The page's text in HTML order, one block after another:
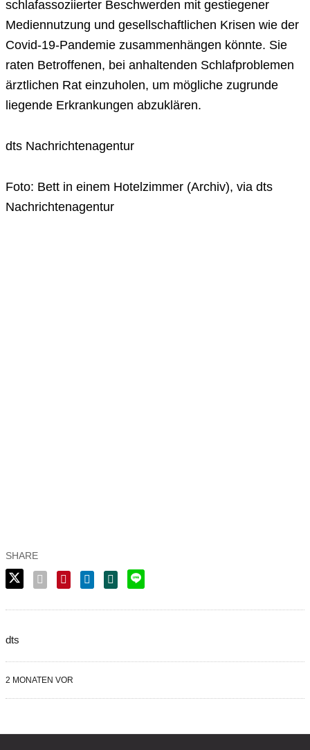
schlafassoziierter Beschwerden mit gestiegener
Mediennutzung und gesellschaftlichen Krisen wie der
Covid-19-Pandemie zusammenhängen könnte. Sie
raten Betroffenen, bei anhaltenden Schlafproblemen
ärztlichen Rat einzuholen, um mögliche zugrunde
liegende Erkrankungen abzuklären.
dts Nachrichtenagentur
Foto: Bett in einem Hotelzimmer (Archiv), via dts
Nachrichtenagentur
dts
2 MONATEN VOR